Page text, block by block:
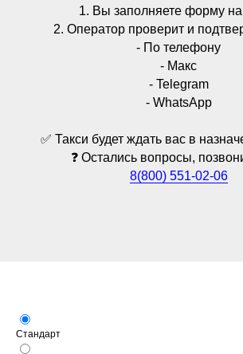
1. Вы заполняете форму на
2. Оператор проверит и
- По телефону
- Макс
- Telegram
- WhatsApp
✅ Такси будет ждать вас в
❓ Остались вопросы,
8(800) 551-02-06
Стандарт